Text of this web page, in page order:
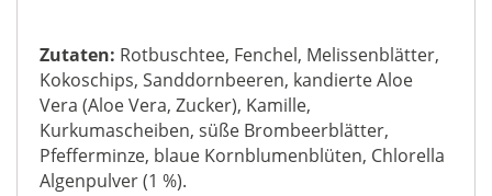
Zutaten: Rotbuschtee, Fenchel, Melissenblätter,
Kokoschips, Sanddornbeeren, kandierte Aloe
Vera (Aloe Vera, Zucker), Kamille,
Kurkumascheiben, süße Brombeerblätter,
Pfefferminze, blaue Kornblumenblüten, Chlorella
Algenpulver (1 %).